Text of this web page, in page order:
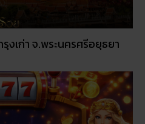
เก่า จ.พระนครศรีอยุธยา